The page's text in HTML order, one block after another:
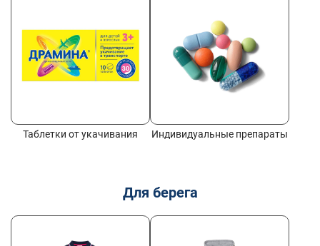
Таблетки от укачивания Индивидуальные препараты
Для берега